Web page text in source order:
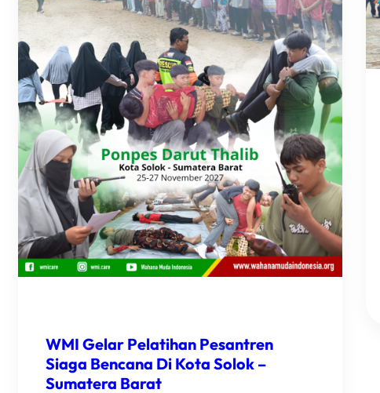
WMI Gelar Pelatihan Pesantren
Siaga Bencana Di Kota Solok –
Sumatera Barat